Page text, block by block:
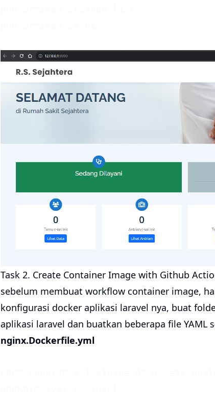
Task 2. Create Container Image with Github
sebelum membuat workflow container image,
konfigurasi docker aplikasi laravel nya, buat
aplikasi laravel dan buatkan beberapa file YAML
nginx.Dockerfile.yml